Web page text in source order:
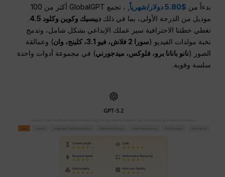
بدءاً من $5.80 دولار/شهرياً
, ، تجمع GlobalGPT أكثر من 100
موديل من الدرجة الأولى، بما في ذلكديبسيك وكوين وكلود 4.5
.
تغطي خطتنا الاحترافية سير عملك الإبداعي بشكل شامل، وتدمج
نخبة مولدات الفيديو (سورا 2 فلاش، فيو 3.1، كلينج، وان
) وعمالقة
الصور (نانو بانانا برو، فلوكس، ميدجورني) في مجموعة أدوات واحدة
سلسة وقوية.